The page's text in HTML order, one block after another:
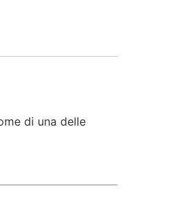
di una delle